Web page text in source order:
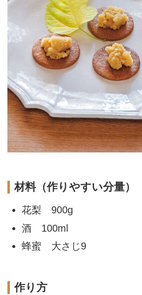
材料（作りやすい分量）
花梨 900g
酒 100ml
蜂蜜 大さじ9
作り方